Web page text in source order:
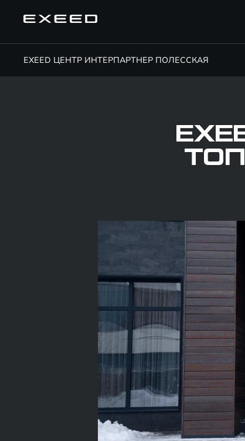
EXEED ЦЕНТР ИНТЕРПАРТНЕР ПОЛЕССКАЯ